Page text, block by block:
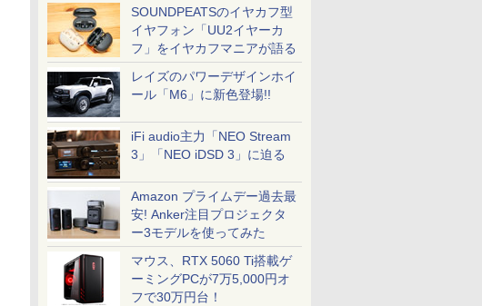
SOUNDPEATSのイヤカフ型
イヤフォン「UU2イヤーカ
フ」をイヤカフマニアが語る
レイズのパワーデザインホイ
ール「M6」に新色登場!!
iFi audio主力「NEO Stream
3」「NEO iDSD 3」に迫る
Amazon プライムデー過去最
安! Anker注目プロジェクタ
ー3モデルを使ってみた
マウス、RTX 5060 Ti搭載ゲ
ーミングPCが7万5,000円オ
フで30万円台！